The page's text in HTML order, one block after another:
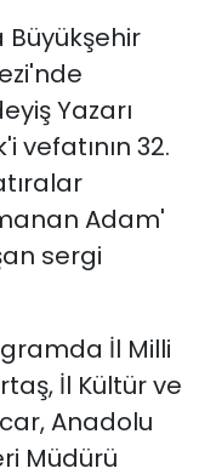
Büyükşehir
Yazarı
vefatının 32.
Adam'
sergi
İl Milli
İl Kültür ve
Anadolu
Müdürü